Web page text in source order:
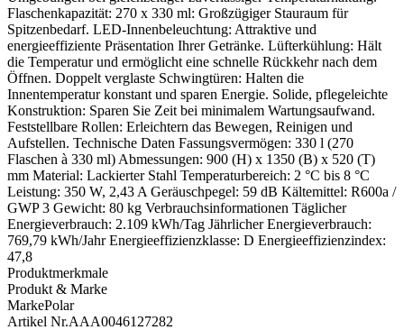
Flaschenkapazität: 270 x 330 ml: Großzügiger Stauraum für
Spitzenbedarf. LED-Innenbeleuchtung: Attraktive und
energieeffiziente Präsentation Ihrer Getränke. Lüfterkühlung: Hält
die Temperatur und ermöglicht eine schnelle Rückkehr nach dem
Öffnen. Doppelt verglaste Schwingtüren: Halten die
Innentemperatur konstant und sparen Energie. Solide, pflegeleichte
Konstruktion: Sparen Sie Zeit bei minimalem Wartungsaufwand.
Feststellbare Rollen: Erleichtern das Bewegen, Reinigen und
Aufstellen. Technische Daten Fassungsvermögen: 330 l (270
Flaschen à 330 ml) Abmessungen: 900 (H) x 1350 (B) x 520 (T)
mm Material: Lackierter Stahl Temperaturbereich: 2 °C bis 8 °C
Leistung: 350 W, 2,43 A Geräuschpegel: 59 dB Kältemittel: R600a /
GWP 3 Gewicht: 80 kg Verbrauchsinformationen Täglicher
Energieverbrauch: 2.109 kWh/Tag Jährlicher Energieverbrauch:
769,79 kWh/Jahr Energieeffizienzklasse: D Energieeffizienzindex:
47,8
Produktmerkmale
Produkt & Marke
MarkePolar
Artikel Nr.AAA0046127282